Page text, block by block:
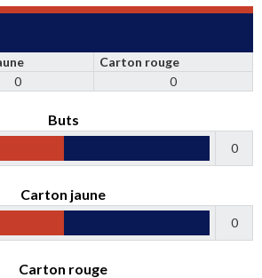
Carton rouge
0 0
Buts
0
Carton jaune
0
Carton rouge